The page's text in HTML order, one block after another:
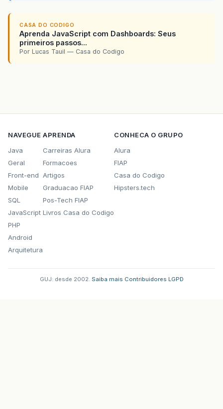
CASA DO CODIGO
Aprenda JavaScript com Dashboards: Seus
primeiros passos...
Por Lucas Tauil — Casa do Codigo
NAVEGUE
Java
Geral
Front-end
Mobile
SQL
JavaScript
PHP
Android
Arquitetura
APRENDA
Carreiras Alura
Formacoes
Artigos
Graduacao FIAP
Pos-Tech FIAP
Livros Casa do Codigo
CONHECA O GRUPO
Alura
FIAP
Casa do Codigo
Hipsters.tech
GUJ: desde 2002. Saiba mais Contribuidores LGPD